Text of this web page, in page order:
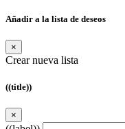
Añadir a la lista de deseos
×
Crear nueva lista
((title))
×